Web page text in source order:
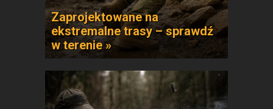
Zaprojektowane na
ekstremalne trasy – sprawdź
w terenie »